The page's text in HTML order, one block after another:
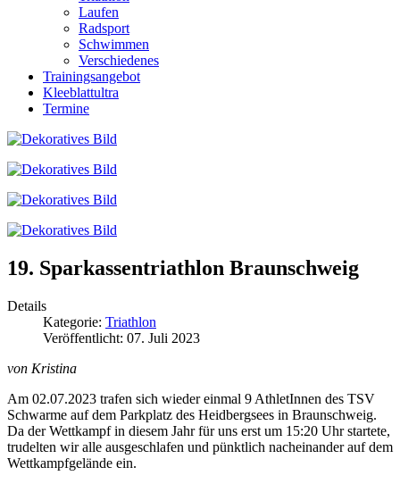
Laufen
Radsport
Schwimmen
Verschiedenes
Trainingsangebot
Kleeblattultra
Termine
19. Sparkassentriathlon Braunschweig
Details
Kategorie: Triathlon
Veröffentlicht: 07. Juli 2023
von Kristina
Am 02.07.2023 trafen sich wieder einmal 9 AthletInnen des TSV
Schwarme auf dem Parkplatz des Heidbergsees in Braunschweig.
Da der Wettkampf in diesem Jahr für uns erst um 15:20 Uhr startete,
trudelten wir alle ausgeschlafen und pünktlich nacheinander auf dem
Wettkampfgelände ein.